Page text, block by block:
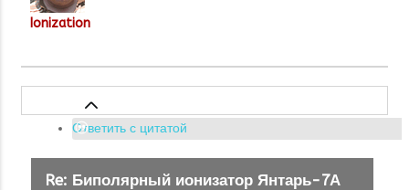
Ionization
Ответить с цитатой
Re: Биполярный ионизатор Янтарь-7А